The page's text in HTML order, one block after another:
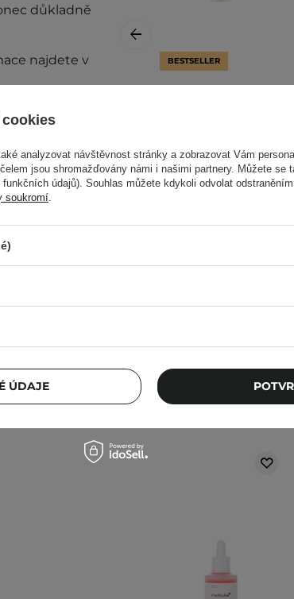
důkladně
najdete v
používat.
Kolísání teplot
vždy
BESTSELLER
Foam - Hloubkově
čisticí pěna na
obličej - 150 ml
analyzovat návštěvnost stránky a zobrazovat Vám
jsou shromažďovány námi i našimi partnery. Můžete se
údajů). Souhlas můžete kdykoli odvolat
soukromí
ÚDAJE